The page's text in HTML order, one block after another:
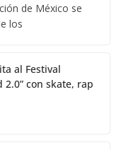
de México se
los
al Festival
2.0” con skate, rap